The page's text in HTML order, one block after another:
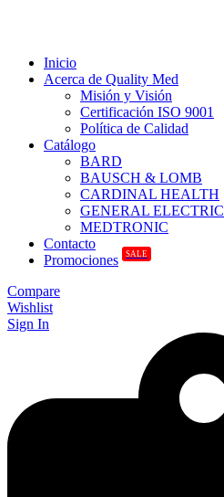
Inicio
Acerca de Quality Med
Misión y Visión
Certificación ISO 9001
Política de Calidad
Catálogo
BARD
BAUSCH & LOMB
CARDINAL HEALTH
GENERAL ELECTRIC
MEDTRONIC
Contacto
Promociones
SALE
Compare
Wishlist
Sign In